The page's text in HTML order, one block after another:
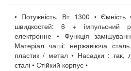
• Потужність, Вт 1300 • Ємність
швидкостей: 6 + імпульсний
електронне • Функція
Матеріал чаші: нержавіюча
пластик / метал • Насадки : гак,
сталі • Стійкий корпус •